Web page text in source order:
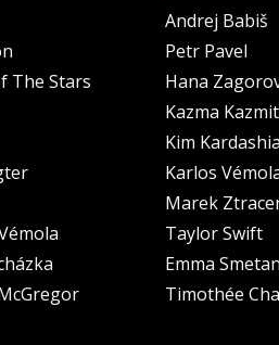
The Stars
Andrej Babiš
Petr Pavel
Hana
Kazma
Kim
Karlos
Marek
Taylor Swift
Emma
Timothée